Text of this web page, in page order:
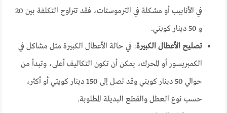
في الأنابيب أو مشكلة في الترموستات، فقد تتراوح التكلفة بين 20
و 50 دينار كويتي.
تصليح الأعطال الكبيرة: في حالة الأعطال الكبيرة مثل مشاكل في
الكمبريسور أو المحرك، يمكن أن تكون التكاليف أعلى، وتبدأ من
حوالي 50 دينار كويتي وقد تصل إلى 150 دينار كويتي أو أكثر،
حسب نوع العطل والقطع البديلة المطلوبة.